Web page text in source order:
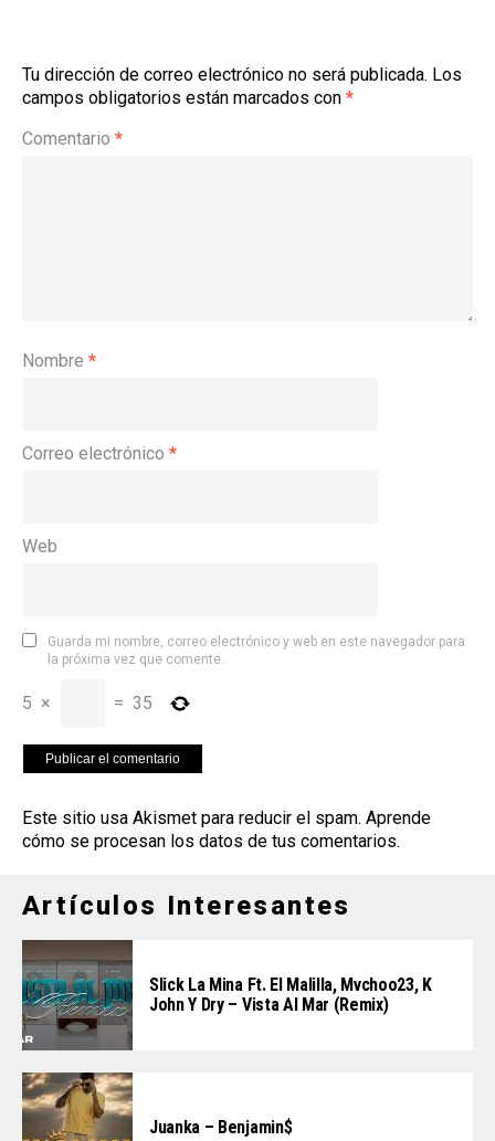
Tu dirección de correo electrónico no será publicada. Los
campos obligatorios están marcados con *
Comentario *
Nombre *
Correo electrónico *
Web
Guarda mi nombre, correo electrónico y web en este navegador para
la próxima vez que comente.
5 × = 35
Este sitio usa Akismet para reducir el spam. Aprende
cómo se procesan los datos de tus comentarios.
Artículos Interesantes
Slick La Mina Ft. El Malilla, Mvchoo23, K
John Y Dry – Vista Al Mar (Remix)
Juanka – Benjamin$